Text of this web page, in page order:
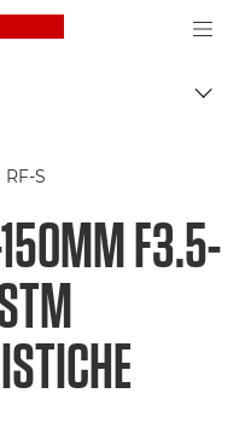
Canon Logo, back
RF-S
F3.5-